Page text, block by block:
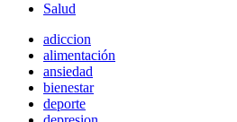
Salud
adiccion
alimentación
ansiedad
bienestar
deporte